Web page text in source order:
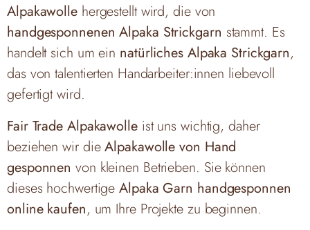
Alpakawollehergestellt wird, die von
handgesponnenen Alpaka Strickgarn stammt. Es
handelt sich um ein natürliches Alpaka Strickgarn,
das von talentierten Handarbeiter:innen liebevoll
gefertigt wird.
Fair Trade Alpakawolleist uns wichtig, daher
beziehen wir dieAlpakawolle von Hand
gesponnen von kleinen Betrieben. Sie können
dieses hochwertigeAlpaka Garn handgesponnen
online kaufen, um Ihre Projekte zu beginnen.